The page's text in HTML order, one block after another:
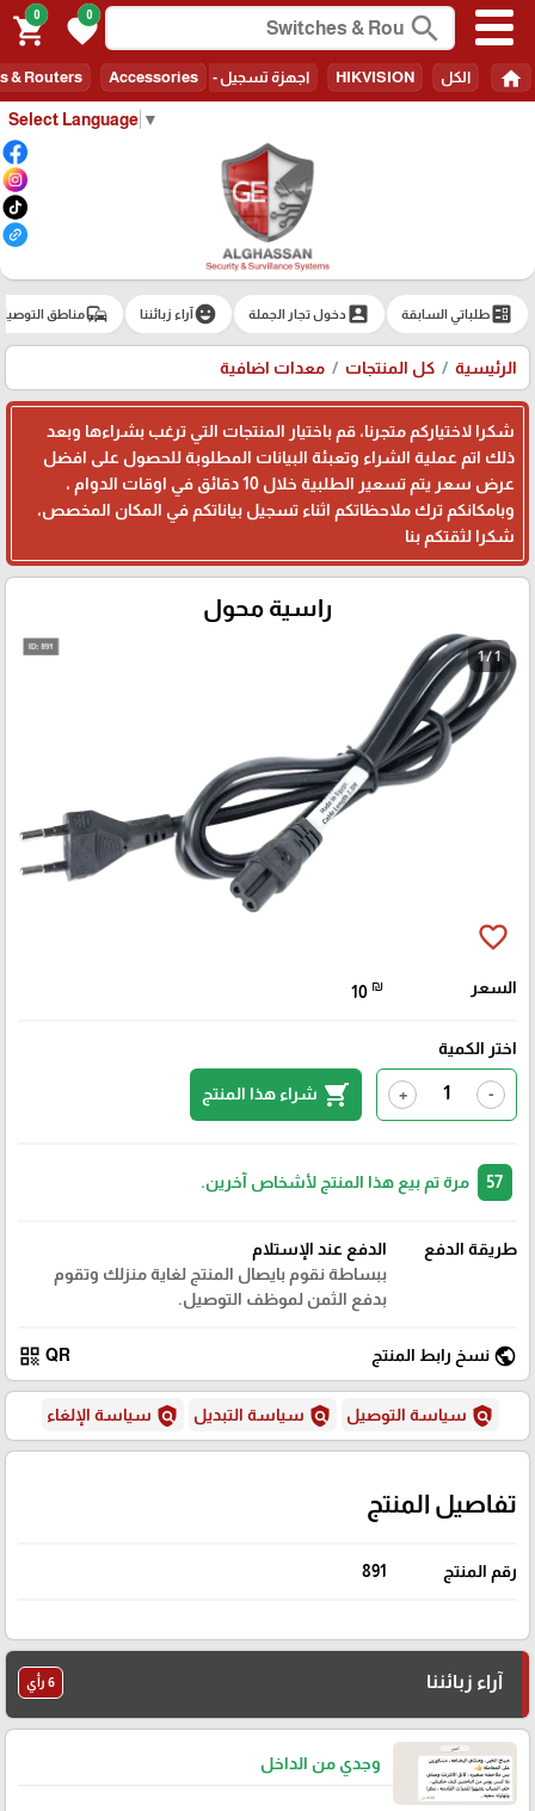
Select Language ▼
search
0
favorite
0
shopping_cart
home الكل HIKVISION اجهزة تسجيل - Recorders & Routers Accessories
ballotطلباتي السابقة account_boxدخول تجار الجملة emoji_emotionsآراء زبائننا commuteمناطق
الرئيسية كل المنتجات معدات اضافية
شكرا لاختياركم متجرنا، قم باختيار المنتجات التي ترغب بشراءها وبعد
ذلك اتم عملية الشراء وتعبئة البيانات المطلوبة للحصول على افضل
عرض سعر يتم تسعير الطلبية خلال 10 دقائق في اوقات الدوام ،
وبامكانكم ترك ملاحظاتكم اثناء تسجيل بياناتكم في المكان المخصص،
شكرا لثقتكم بنا
راسية محول
1 / 1
favorite_border
السعر 10 ₪
اختر الكمية
-
+
shopping_cart شراء هذا المنتج
مرة تم بيع هذا المنتج لأشخاص آخرين.
طريقة الدفع
الدفع عند الإستلام
ببساطة نقوم بايصال المنتج لغاية منزلك وتقوم
بدفع الثمن لموظف التوصيل.
public نسخ رابط المنتج QR
qr_code
policy سياسة التوصيل policy سياسة التبديل policy سياسة الإلغاء
تفاصيل المنتج
رقم المنتج 891
آراء زبائننا 6 رأي
وجدي من الداخل